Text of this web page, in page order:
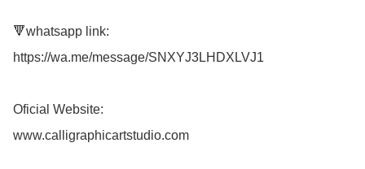
🔻whatsapp link:
https://wa.me/message/SNXYJ3LHDXLVJ1
Oficial Website:
www.calligraphicartstudio.com